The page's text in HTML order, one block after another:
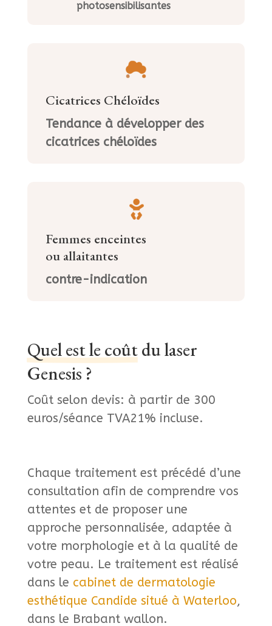
photosensibilisantes
Cicatrices Chéloïdes
Tendance à développer des
cicatrices chéloïdes
Femmes enceintes
ou allaitantes
contre-indication
Quel est le coûtdu laser
Genesis ?
Coût selon devis: à partir de 300
euros/séance TVA21% incluse.
Chaque traitement est précédé d’une
consultation afin de comprendre vos
attentes et de proposer une
approche personnalisée, adaptée à
votre morphologie et à la qualité de
votre peau. Le traitement est réalisé
dans le cabinet de dermatologie
esthétique Candide situé à Waterloo,
dans le Brabant wallon.